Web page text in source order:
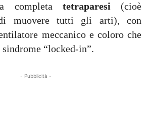
completa tetraparesi (cioè
muovere tutti gli arti), con
meccanico e coloro che
“locked-in”.
- Pubblicità -